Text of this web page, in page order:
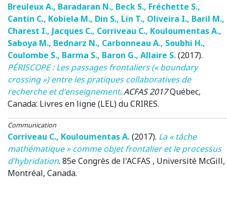
Breuleux A., Baradaran N., Beck S., Fréchette S.,
Cantin C., Kobiela M., Din S., Lin T., Oliveira I., Baril M.,
Charest I., Jacques C., Corriveau C., Kouloumentas A.,
Saboya M., Bednarz N., Carbonneau A., Soubhi H.,
Coulombe S., Barma S., Baron G., Allaire S.(2017).
PÉRISCOPE : Les passages frontaliers (« boundary
crossing ») entre les pratiques collaboratives de
recherche et d'enseignement. ACFAS 2017Québec,
Canada: Livres en ligne (LEL) du CRIRES.
Communication
Corriveau C., Kouloumentas A.(2017). La « tâche
mathématique » comme objet frontalier et le processus
d’hybridation. 85e Congrès de l'ACFAS , Université McGill,
Montréal, Canada.